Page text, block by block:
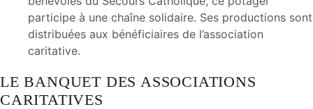
participe à une chaîne solidaire. Ses productions sont
distribuées aux bénéficiaires de l’association
caritative.
LE BANQUET DES ASSOCIATIONS
CARITATIVES